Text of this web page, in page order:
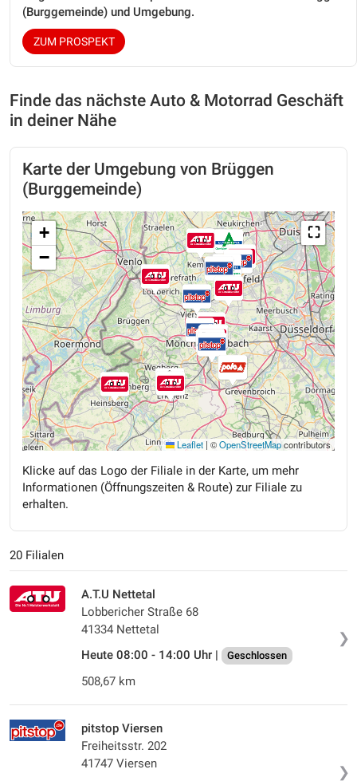
(Burggemeinde) und Umgebung.
ZUM PROSPEKT
Finde das nächste Auto & Motorrad Geschäft
in deiner Nähe
Karte der Umgebung von Brüggen
(Burggemeinde)
⛶
+
−
Leaflet | ©OpenStreetMapcontributors
Klicke auf das Logo der Filiale in der Karte, um mehr
Informationen (Öffnungszeiten & Route) zur Filiale zu
erhalten.
20 Filialen
❯
A.T.U Nettetal
Lobbericher Straße 68
41334 Nettetal
Heute 08:00 - 14:00 Uhr |
Geschlossen
508,67 km
❯
pitstop Viersen
Freiheitsstr. 202
41747 Viersen